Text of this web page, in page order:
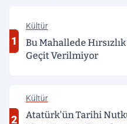
1
Kültür
Bu Mahallede
Geçit Verilmiyor
2
Kültür
Atatürk'ün Tarihi